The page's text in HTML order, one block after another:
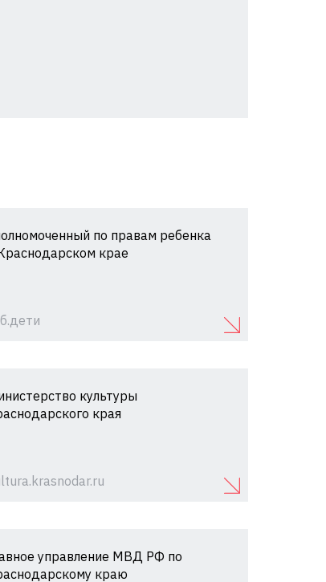
по правам ребенка
крае
культуры
края
управление МВД РФ по
краю